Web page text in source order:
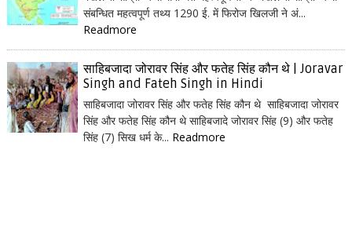
संबन्धित महत्वपूर्ण तथ्य 1290 ई. में फिरोज खिलजी ने अं...
Readmore
साहिबजादा जोरावर सिंह और फतेह सिंह कौन थे | Joravar
Singh and Fateh Singh in Hindi
साहिबजादा जोरावर सिंह और फतेह सिंह कौन थे साहिबजादा जोरावर
सिंह और फतेह सिंह कौन थे साहिबजादे जोरावर सिंह (9) और फतेह
सिंह (7) सिख धर्म के... Readmore